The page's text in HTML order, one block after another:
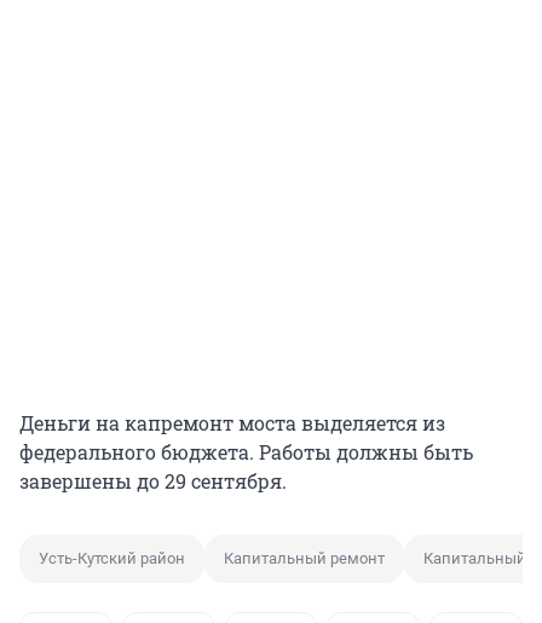
Деньги на капремонт моста выделяется из
федерального бюджета. Работы должны быть
завершены до 29 сентября.
Усть-Кутский район Капитальный ремонт Капитальный